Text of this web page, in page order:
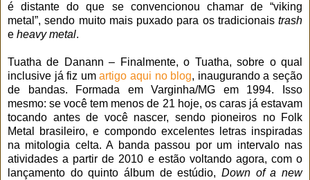
é distante do que se convencionou chamar de “viking
metal”, sendo muito mais puxado para os tradicionais trash
e heavy metal.
Tuatha de Danann – Finalmente, o Tuatha, sobre o qual
inclusive já fiz umartigo aqui no blog, inaugurando a seção
de bandas. Formada em Varginha/MG em 1994. Isso
mesmo: se você tem menos de 21 hoje, os caras já estavam
tocando antes de você nascer, sendo pioneiros no Folk
Metal brasileiro, e compondo excelentes letras inspiradas
na mitologia celta. A banda passou por um intervalo nas
atividades a partir de 2010 e estão voltando agora, com o
lançamento do quinto álbum de estúdio, Down of a new